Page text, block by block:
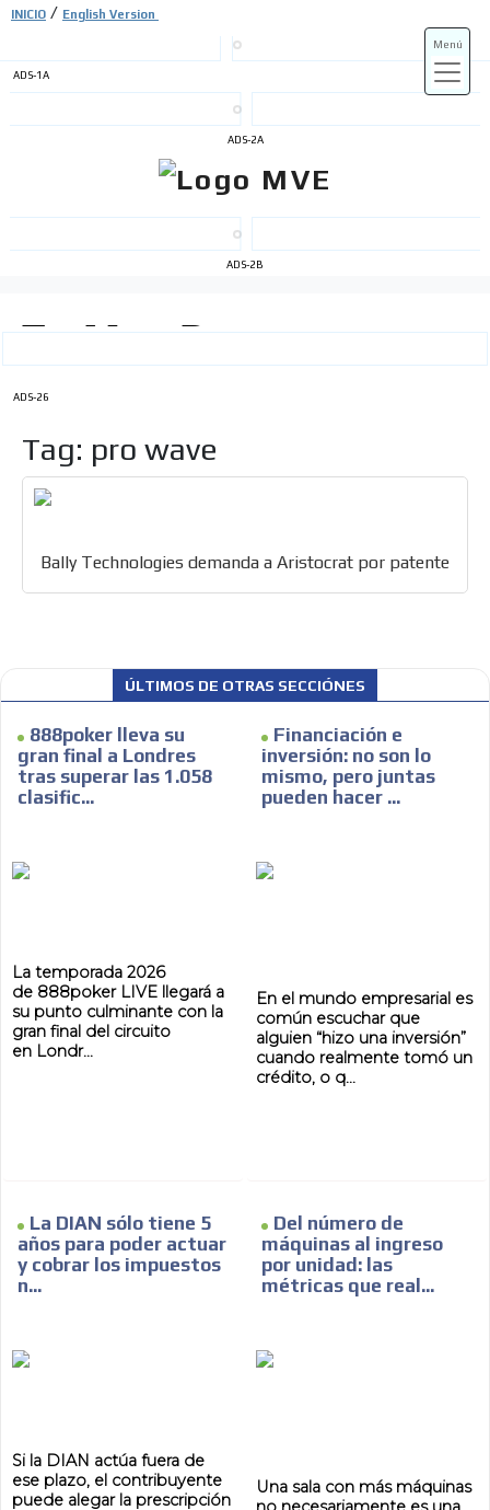
ADS-1A
ADS-2A
ADS-2B
Menú
INICIO / English Version
ADS-26
Tag: pro wave
Bally Technologies demanda a Aristocrat por patente
ÚLTIMOS DE OTRAS SECCIÓNES
888poker lleva su
gran final a Londres
tras superar las 1.058
clasific...
La temporada 2026
de 888poker LIVE llegará a
su punto culminante con la
gran final del circuito
en Londr...
Financiación e
inversión: no son lo
mismo, pero juntas
pueden hacer ...
En el mundo empresarial es
común escuchar que
alguien “hizo una inversión”
cuando realmente tomó un
crédito, o q...
La DIAN sólo tiene 5
años para poder actuar
y cobrar los impuestos
n...
Si la DIAN actúa fuera de
ese plazo, el contribuyente
puede alegar la prescripción
Del número de
máquinas al ingreso
por unidad: las
métricas que real...
Una sala con más máquinas